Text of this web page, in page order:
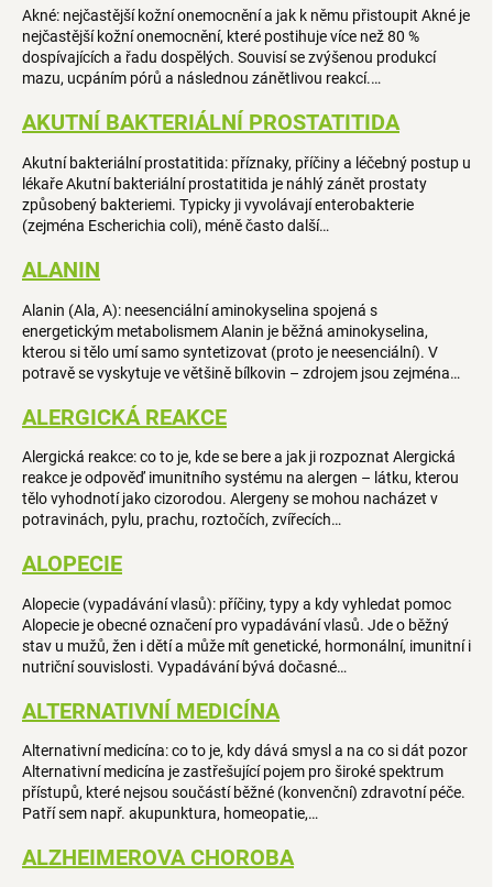
Akné: nejčastější kožní onemocnění a jak k němu přistoupit Akné je
nejčastější kožní onemocnění, které postihuje více než 80 %
dospívajících a řadu dospělých. Souvisí se zvýšenou produkcí
mazu, ucpáním pórů a následnou zánětlivou reakcí.…
AKUTNÍ BAKTERIÁLNÍ PROSTATITIDA
Akutní bakteriální prostatitida: příznaky, příčiny a léčebný postup u
lékaře Akutní bakteriální prostatitida je náhlý zánět prostaty
způsobený bakteriemi. Typicky ji vyvolávají enterobakterie
(zejména Escherichia coli), méně často další…
ALANIN
Alanin (Ala, A): neesenciální aminokyselina spojená s
energetickým metabolismem Alanin je běžná aminokyselina,
kterou si tělo umí samo syntetizovat (proto je neesenciální). V
potravě se vyskytuje ve většině bílkovin – zdrojem jsou zejména…
ALERGICKÁ REAKCE
Alergická reakce: co to je, kde se bere a jak ji rozpoznat Alergická
reakce je odpověď imunitního systému na alergen – látku, kterou
tělo vyhodnotí jako cizorodou. Alergeny se mohou nacházet v
potravinách, pylu, prachu, roztočích, zvířecích…
ALOPECIE
Alopecie (vypadávání vlasů): příčiny, typy a kdy vyhledat pomoc
Alopecie je obecné označení pro vypadávání vlasů. Jde o běžný
stav u mužů, žen i dětí a může mít genetické, hormonální, imunitní i
nutriční souvislosti. Vypadávání bývá dočasné…
ALTERNATIVNÍ MEDICÍNA
Alternativní medicína: co to je, kdy dává smysl a na co si dát pozor
Alternativní medicína je zastřešující pojem pro široké spektrum
přístupů, které nejsou součástí běžné (konvenční) zdravotní péče.
Patří sem např. akupunktura, homeopatie,…
ALZHEIMEROVA CHOROBA